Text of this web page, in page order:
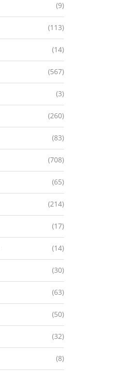
(9)
(113)
(14)
(567)
(3)
(260)
(83)
(708)
(65)
(214)
(17)
(14)
(30)
(63)
(50)
(32)
(8)